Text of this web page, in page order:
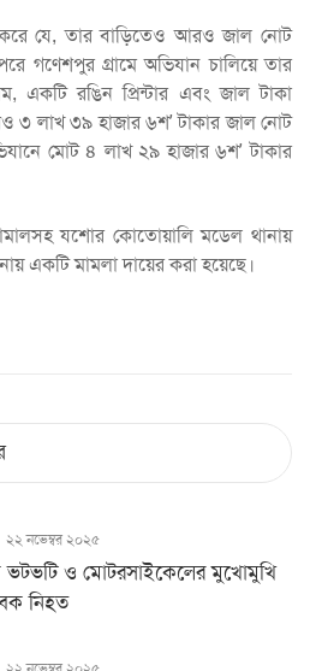
করে যে, তার বাড়িতেও আরও জাল নোট
গণেশপুর গ্রামে অভিযান চালিয়ে তার
একটি রঙিন প্রিন্টার এবং জাল টাকা
৩ লাখ ৩৯ হাজার ৬শ’ টাকার জাল নোট
মোট ৪ লাখ ২৯ হাজার ৬শ’ টাকার
যশোর কোতোয়ালি মডেল থানায়
একটি মামলা দায়ের করা হয়েছে।
২২ নভেম্বর ২০২৫
ভটভটি ও মোটরসাইকেলের মুখোমুখি
নিহত